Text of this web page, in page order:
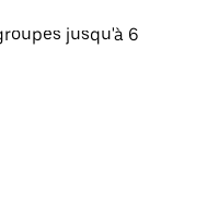
jusqu'à 6